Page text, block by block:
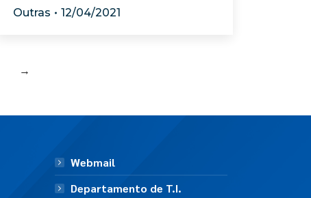
Outras 12/04/2021
→
Webmail
Departamento de T.I.